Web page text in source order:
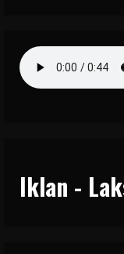
Iklan -